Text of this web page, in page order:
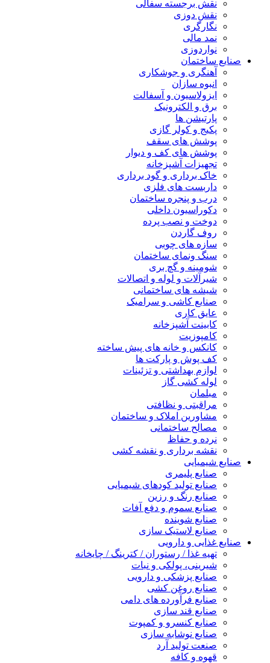
نقش برجسته سفالی
نقش دوزی
نگارگری
نمد مالی
نواردوزی
صنایع ساختمان
آهنگری و جوشکاری
انبوه سازان
ایزولاسیون و آسفالت
برق و الکترونیک
پارتیشن ها
پکیج و کولر گازی
پوشش های سقف
پوشش های کف و دیوار
تجهیزات آشپزخانه
خاک برداری و گود برداری
داربست های فلزی
درب و پنجره ساختمان
دکوراسیون داخلی
دوخت و نصب پرده
روف گاردن
سازه های چوبی
سنگ ونمای ساختمان
شومینه و گچ بری
شیرآلات و لوله و اتصالات
شیشه های ساختمانی
صنایع کاشی و سرامیک
عایق کاری
کابینت آشپزخانه
کامپوزیت
کانکس و خانه های پیش ساخته
کف پوش و پارکت ها
لوازم بهداشتی و تزئینات
لوله کشی گاز
مبلمان
مراقبتی و نظافتی
مشاورین املاک و ساختمان
مصالح ساختمانی
نرده و حفاظ
نقشه برداری و نقشه کشی
صنایع شیمیایی
صنایع پلیمری
صنایع تولید کودهای شیمیایی
صنایع رنگ و رزین
صنایع سموم و دفع آفات
صنایع شوینده
صنایع لاستیک سازی
صنایع غذایی و دارویی
تهیه غذا / رستوران / کترینگ / چایخانه
شیرینی، پولکی و نبات
صنایع پزشکی و دارویی
صنایع روغن کشی
صنایع فرآورده های دامی
صنایع قند سازی
صنایع کنسرو و کمپوت
صنایع نوشابه سازی
صنعت تولید آرد
قهوه و کافه